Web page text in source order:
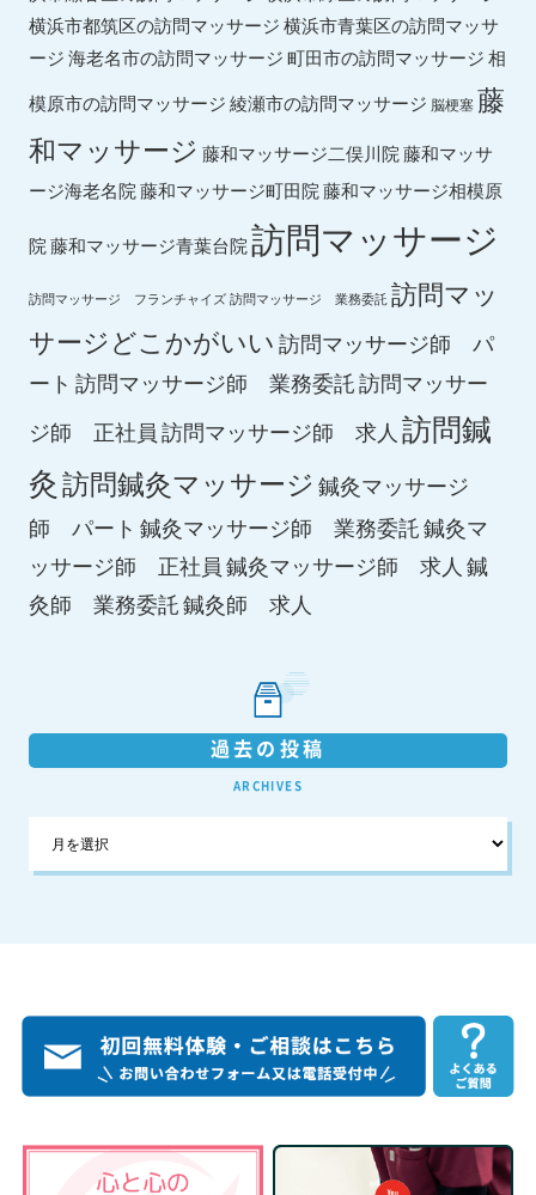
横浜市都筑区の訪問マッサージ横浜市青葉区の訪問マッサ
ージ海老名市の訪問マッサージ町田市の訪問マッサージ相
模原市の訪問マッサージ綾瀬市の訪問マッサージ 脳梗塞藤
和マッサージ 藤和マッサージ二俣川院藤和マッサ
ージ海老名院藤和マッサージ町田院藤和マッサージ相模原
院藤和マッサージ青葉台院訪問マッサージ
訪問マッサージ フランチャイズ 訪問マッサージ 業務委託 訪問マッ
サージどこかがいい 訪問マッサージ師 パ
ート 訪問マッサージ師 業務委託訪問マッサー
ジ師 正社員 訪問マッサージ師 求人 訪問鍼
灸訪問鍼灸マッサージ 鍼灸マッサージ
師 パート 鍼灸マッサージ師 業務委託鍼灸マ
ッサージ師 正社員 鍼灸マッサージ師 求人 鍼
灸師 業務委託鍼灸師 求人
過去の投稿
ARCHIVES